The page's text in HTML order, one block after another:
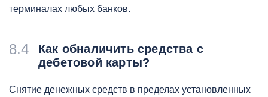
терминалах любых банков.
8.4
Как обналичить средства с
дебетовой карты?
Снятие денежных средств в пределах установленных